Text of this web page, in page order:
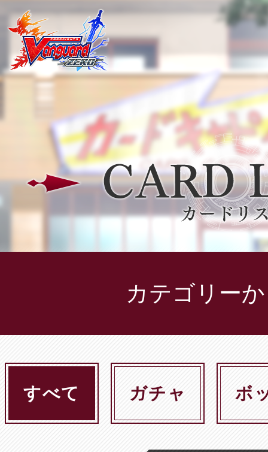
カテゴリー
すべて ガチャ ボ